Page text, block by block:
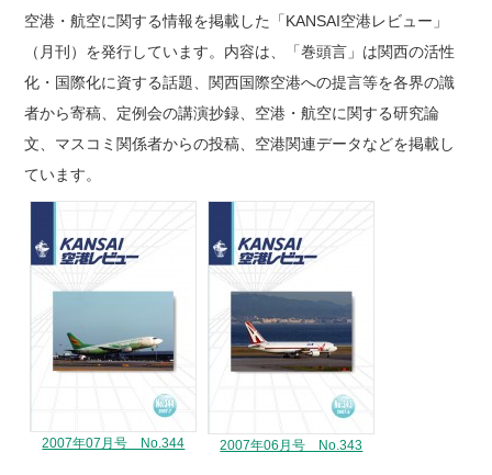
空港・航空に関する情報を掲載した「KANSAI空港レビュー」
（月刊）を発行しています。内容は、「巻頭言」は関西の活性
化・国際化に資する話題、関西国際空港への提言等を各界の識
者から寄稿、定例会の講演抄録、空港・航空に関する研究論
文、マスコミ関係者からの投稿、空港関連データなどを掲載し
ています。
2007年07月号 No.344 2007年06月号 No.343